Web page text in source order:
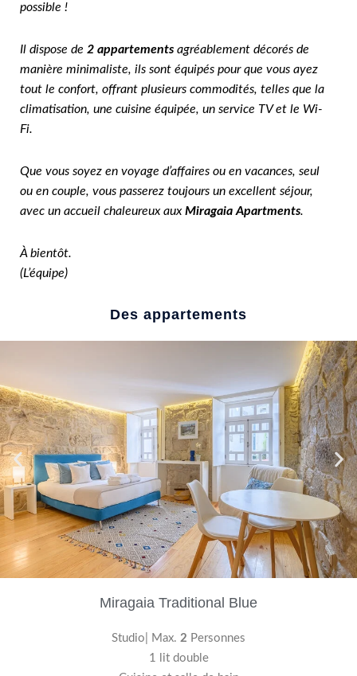
possible !
Il dispose de 2 appartements agréablement décorés de
manière minimaliste, ils sont équipés pour que vous ayez
tout le confort, offrant plusieurs commodités, telles que la
climatisation, une cuisine équipée, un service TV et le Wi-
Fi.
Que vous soyez en voyage d’affaires ou en vacances, seul
ou en couple, vous passerez toujours un excellent séjour,
avec un accueil chaleureux auxMiragaia Apartments.
À bientôt.
(L’équipe)
Des appartements
Miragaia Traditional Blue
Studio| Max. 2 Personnes
1 lit double